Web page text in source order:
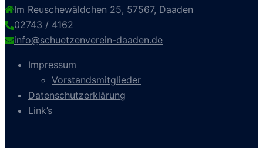
Im Reuschewäldchen 25, 57567, Daaden
02743 / 4162
info@schuetzenverein-daaden.de
Impressum
Vorstandsmitglieder
Datenschutzerklärung
Link’s